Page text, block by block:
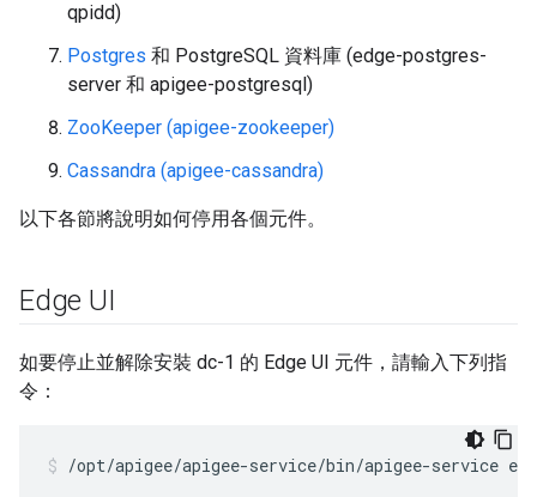
qpidd)
Postgres 和 PostgreSQL 資料庫 (edge-postgres-
server 和 apigee-postgresql)
ZooKeeper (apigee-zookeeper)
Cassandra (apigee-cassandra)
以下各節將說明如何停用各個元件。
Edge UI
如要停止並解除安裝 dc-1 的 Edge UI 元件，請輸入下列指
令：
/opt/apigee/apigee-service/bin/apigee-service